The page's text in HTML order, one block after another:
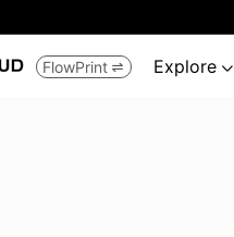
FlowPrint  Explore 